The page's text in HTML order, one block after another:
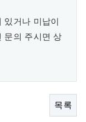
있거나 미납이
문의 주시면 상
목록